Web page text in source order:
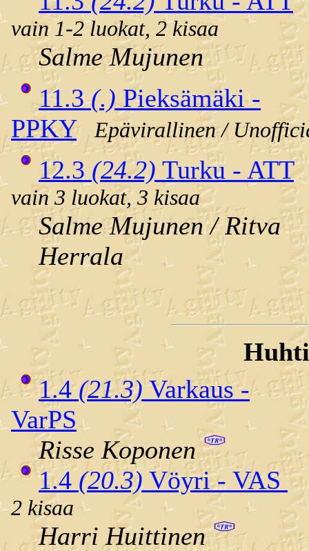
vain 1-2 luokat, 2 kisaa
Salme Mujunen
11.3(.) Pieksämäki -
PPKY
Epävirallinen /
12.3 (24.2) Turku - ATT
vain 3 luokat, 3 kisaa
Salme Mujunen / Ritva
Herrala
1.4(21.3) Varkaus -
VarPS
Risse Koponen
1.4(20.3) Vöyri - VAS
2 kisaa
Harri Huittinen